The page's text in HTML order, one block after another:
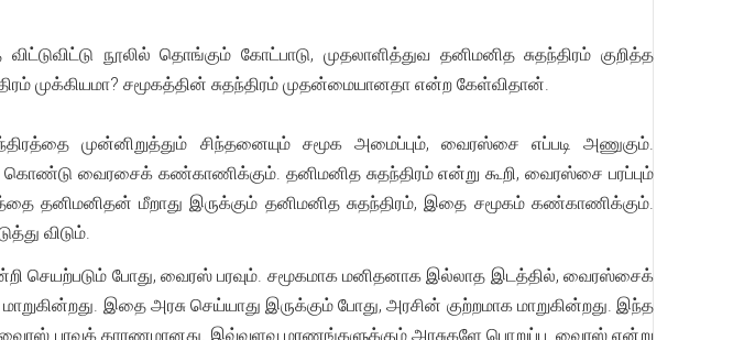
நூலில் தொங்கும் கோட்பாடு, முதலாளித்துவ தனிமனித சுதந்திரம் குறித்த
முக்கியமா? சமூகத்தின் சுதந்திரம் முதன்மையானதா என்ற கேள்விதான்.
முன்னிறுத்தும் சிந்தனையும் சமூக அமைப்பும், வைரஸ்சை எப்படி அணுகும்.
வைரசைக் கண்காணிக்கும். தனிமனித சுதந்திரம் என்று கூறி, வைரஸ்சை பரப்பும்
தனிமனிதன் மீறாது இருக்கும் தனிமனித சுதந்திரம், இதை சமூகம் கண்காணிக்கும்.
விடும்.
செயற்படும் போது, வைரஸ் பரவும். சமூகமாக மனிதனாக இல்லாத இடத்தில், வைரஸ்சைக்
இதை அரசு செய்யாது இருக்கும் போது, அரசின் குற்றமாக மாறுகின்றது. இந்த
பரவக் காரணமானது. இவ்வளவு மரணங்களுக்கும் அரசுகளே பொறுப்பு. வைரஸ் என்று